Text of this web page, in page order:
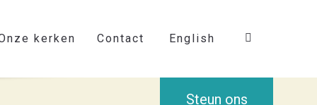
kerken Contact English
Steun ons